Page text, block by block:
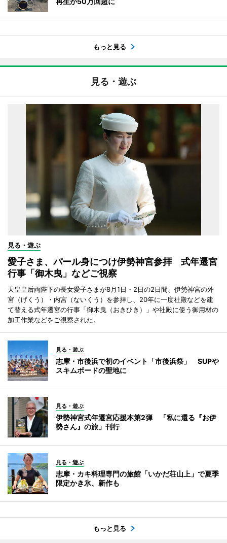
もっと見る
見る・遊ぶ
見る・遊ぶ
愛子さま、パール身につけ伊勢神宮参拝 式年遷宮
行事「御木曳」などご視察
天皇皇后両陛下の長女愛子さまが8月1日・2日の2日間、伊勢神宮の外
宮（げくう）・内宮（ないくう）を参拝し、20年に一度社殿などを建
て替える式年遷宮の行事「御木曳（おきひき）」や社殿に使う御用材の
加工作業などをご視察された。
見る・遊ぶ
志摩・市後浜で初のイベント「市後浜祭」 SUPや
スキムボードの聖地に
見る・遊ぶ
伊勢神宮式年遷宮応援本第2弾 「私に還る『お伊
勢さん』の旅」刊行
見る・遊ぶ
志摩・カキ料理専門の旅館「いかだ荘山上」で夏季
限定かき氷、新作も
もっと見る